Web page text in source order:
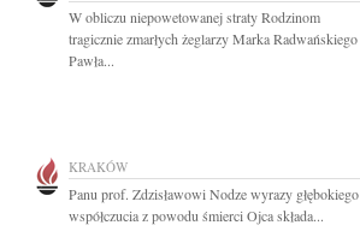
W obliczu niepowetowanej straty Rodzinom
tragicznie zmarłych żeglarzy Marka Radwańskiego
Pawła...
KRAKÓW
Panu prof. Zdzisławowi Nodze wyrazy głębokiego
współczucia z powodu śmierci Ojca składa...